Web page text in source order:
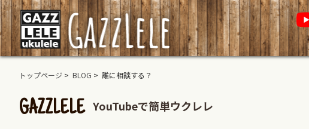
トップページ > BLOG > 誰に相談する？
GAZZLELE YouTubeで簡単ウクレレ